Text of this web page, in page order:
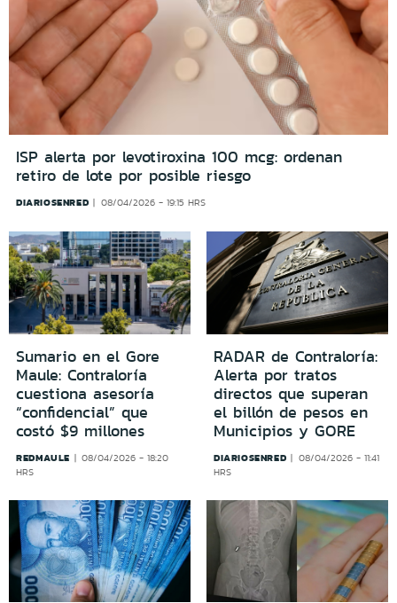
ISP alerta por levotiroxina 100 mcg: ordenan
retiro de lote por posible riesgo
DIARIOSENRED 08/04/2026 - 19:15 HRS
Sumario en el Gore
Maule: Contraloría
cuestiona asesoría
“confidencial” que
costó $9 millones
REDMAULE
08/04/2026 - 18:20
HRS
RADAR de Contraloría:
Alerta por tratos
directos que superan
el billón de pesos en
Municipios y GORE
DIARIOSENRED
08/04/2026 - 11:41
HRS